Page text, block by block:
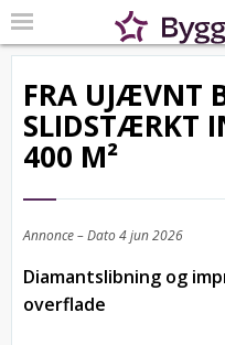
FRA UJÆVNT
SLIDSTÆRKT
400 M²
Annonce – Dato4 jun 2026
Diamantslibning og
overflade